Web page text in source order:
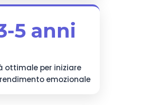
5 anni
ottimale per iniziare
emozionale